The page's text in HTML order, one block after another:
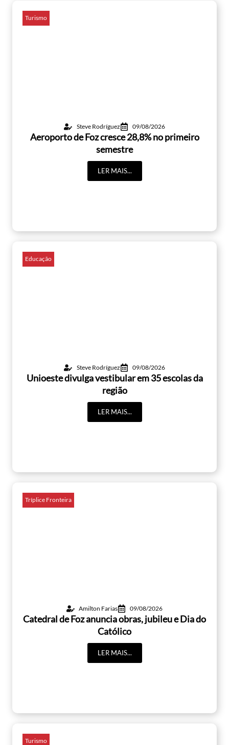
Turismo
Steve Rodríguez 09/08/2026
Aeroporto de Foz cresce 28,8% no primeiro
semestre
LER MAIS...
Educação
Steve Rodríguez 09/08/2026
Unioeste divulga vestibular em 35 escolas da
região
LER MAIS...
Tríplice Fronteira
Amilton Farias 09/08/2026
Catedral de Foz anuncia obras, jubileu e Dia do
Católico
LER MAIS...
Turismo